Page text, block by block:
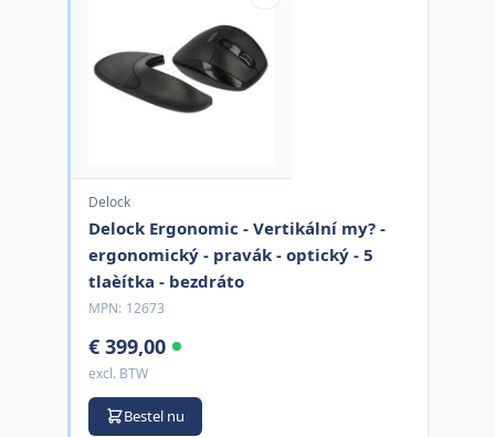
Delock
Delock Ergonomic - Vertikální my? -
ergonomický - pravák - optický - 5
tlaèítka - bezdráto
MPN: 12673
€ 399,00
excl. BTW
Bestel nu